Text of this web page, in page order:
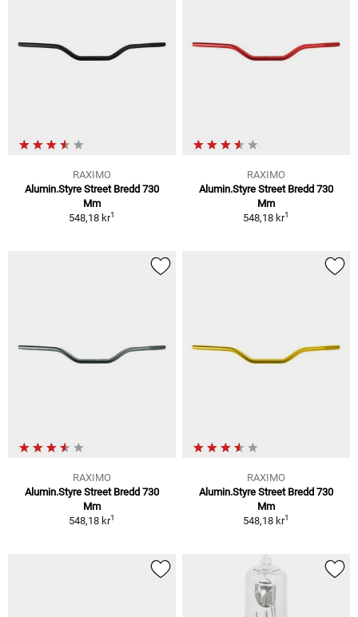
RAXIMO
Alumin.Styre Street Bredd 730
Mm
548,18 kr1
RAXIMO
Alumin.Styre Street Bredd 730
Mm
548,18 kr1
RAXIMO
Alumin.Styre Street Bredd 730
Mm
548,18 kr1
RAXIMO
Alumin.Styre Street Bredd 730
Mm
548,18 kr1